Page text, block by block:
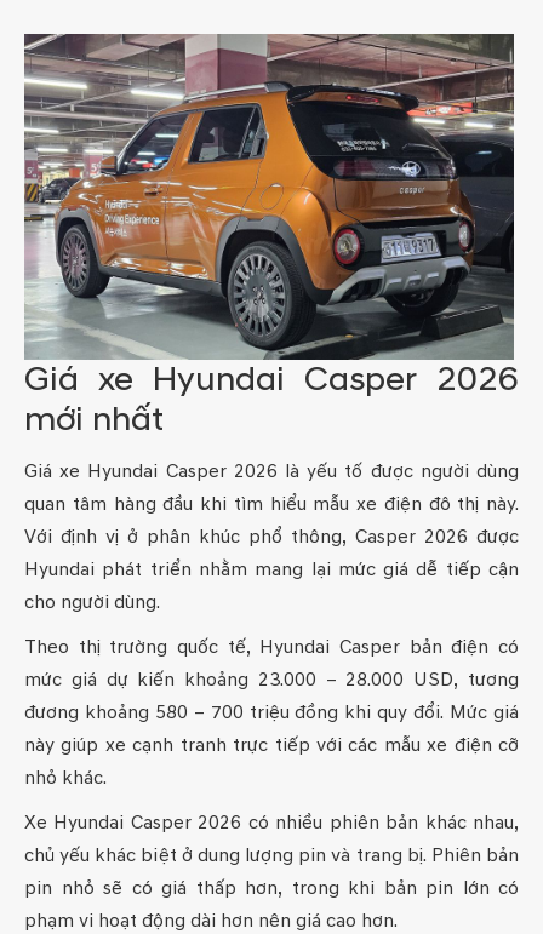
Giá xe Hyundai Casper 2026
mới nhất
Giá xe Hyundai Casper 2026 là yếu tố được người dùng
quan tâm hàng đầu khi tìm hiểu mẫu xe điện đô thị này.
Với định vị ở phân khúc phổ thông, Casper 2026 được
Hyundai phát triển nhằm mang lại mức giá dễ tiếp cận
cho người dùng.
Theo thị trường quốc tế, Hyundai Casper bản điện có
mức giá dự kiến khoảng 23.000 – 28.000 USD, tương
đương khoảng 580 – 700 triệu đồng khi quy đổi. Mức giá
này giúp xe cạnh tranh trực tiếp với các mẫu xe điện cỡ
nhỏ khác.
Xe Hyundai Casper 2026 có nhiều phiên bản khác nhau,
chủ yếu khác biệt ở dung lượng pin và trang bị. Phiên bản
pin nhỏ sẽ có giá thấp hơn, trong khi bản pin lớn có
phạm vi hoạt động dài hơn nên giá cao hơn.